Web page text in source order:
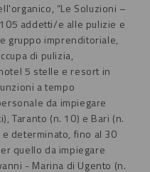
“Le Soluzioni –
addetti/e alle pulizie e
gruppo imprenditoriale,
di pulizia,
5 stelle e resort in
a tempo
da impiegare
Taranto (n. 10) e Bari (n.
determinato, fino al 30
quello da impiegare
- Marina di Ugento (n.